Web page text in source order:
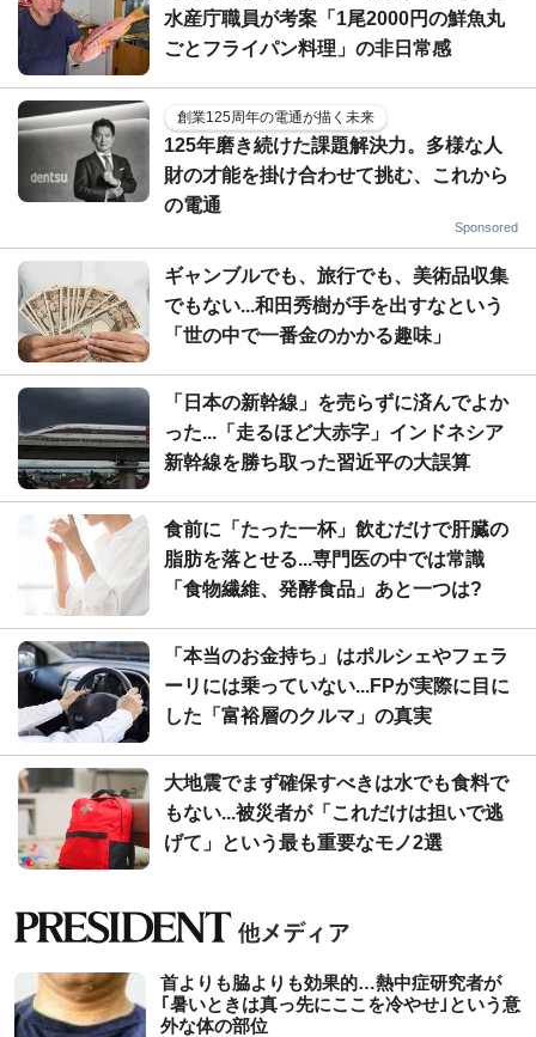
水産庁職員が考案「1尾2000円の鮮魚丸
ごとフライパン料理」の非日常感
創業125周年の電通が描く未来
125年磨き続けた課題解決力。多様な人
財の才能を掛け合わせて挑む、これから
の電通
Sponsored
ギャンブルでも、旅行でも、美術品収集
でもない...和田秀樹が手を出すなという
「世の中で一番金のかかる趣味」
「日本の新幹線」を売らずに済んでよか
った...「走るほど大赤字」インドネシア
新幹線を勝ち取った習近平の大誤算
食前に「たった一杯」飲むだけで肝臓の
脂肪を落とせる...専門医の中では常識
「食物繊維、発酵食品」あと一つは?
「本当のお金持ち」はポルシェやフェラ
ーリには乗っていない...FPが実際に目に
した「富裕層のクルマ」の真実
大地震でまず確保すべきは水でも食料で
もない...被災者が「これだけは担いで逃
げて」という最も重要なモノ2選
首よりも脇よりも効果的…熱中症研究者が
｢暑いときは真っ先にここを冷やせ｣という意
外な体の部位